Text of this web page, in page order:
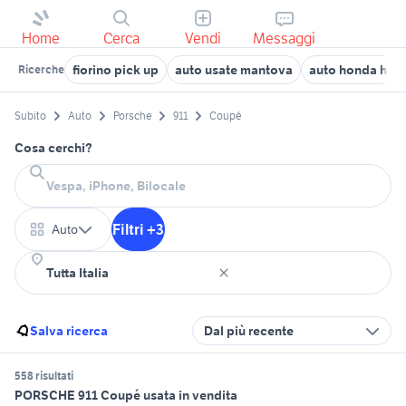
Home Cerca Vendi Messaggi
Ricerche fiorino pick up auto usate mantova auto honda hr v
Subito Auto Porsche 911 Coupé
Cosa cerchi?
Auto Filtri +3
Salva ricerca Dal più recente
558 risultati
PORSCHE 911 Coupé usata in vendita